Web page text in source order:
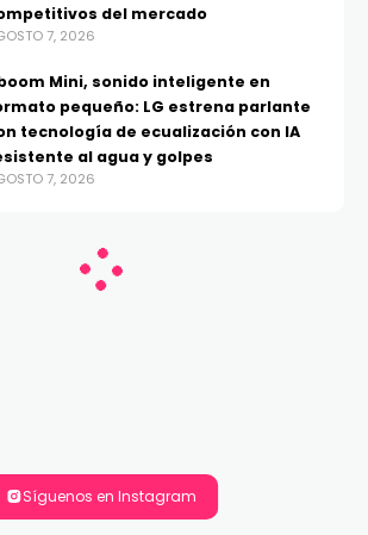
del mercado
7, 2026
Mini, sonido inteligente en
pequeño: LG estrena parlante
tecnología de ecualización con IA
al agua y golpes
7, 2026
Síguenos en Instagram